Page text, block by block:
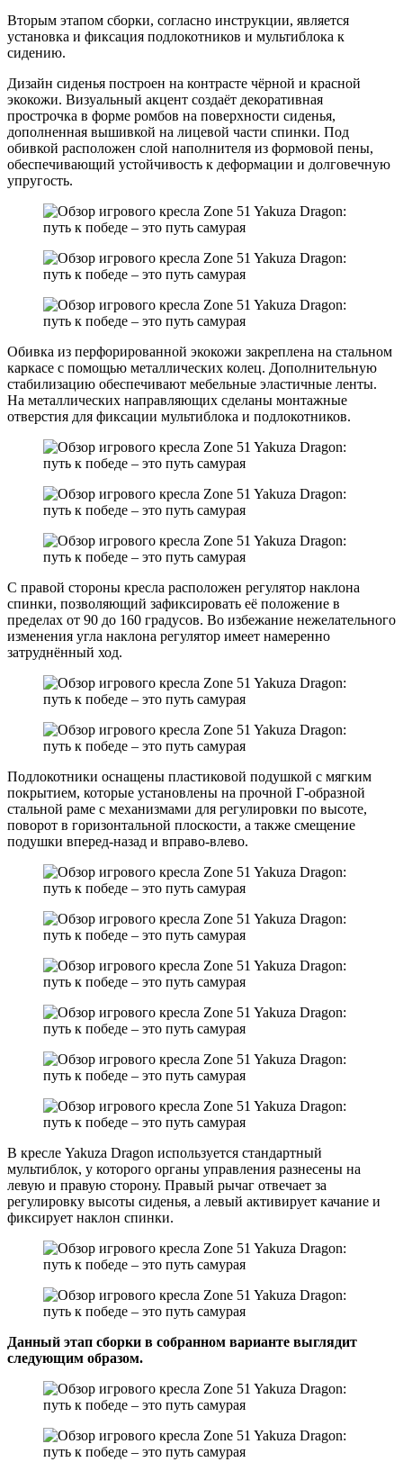
Вторым этапом сборки, согласно инструкции, является
установка и фиксация подлокотников и мультиблока к
сидению.
Дизайн сиденья построен на контрасте чёрной и красной
экокожи. Визуальный акцент создаёт декоративная
прострочка в форме ромбов на поверхности сиденья,
дополненная вышивкой на лицевой части спинки. Под
обивкой расположен слой наполнителя из формовой пены,
обеспечивающий устойчивость к деформации и долговечную
упругость.
Обивка из перфорированной экокожи закреплена на стальном
каркасе с помощью металлических колец. Дополнительную
стабилизацию обеспечивают мебельные эластичные ленты.
На металлических направляющих сделаны монтажные
отверстия для фиксации мультиблока и подлокотников.
С правой стороны кресла расположен регулятор наклона
спинки, позволяющий зафиксировать её положение в
пределах от 90 до 160 градусов. Во избежание нежелательного
изменения угла наклона регулятор имеет намеренно
затруднённый ход.
Подлокотники оснащены пластиковой подушкой с мягким
покрытием, которые установлены на прочной Г-образной
стальной раме с механизмами для регулировки по высоте,
поворот в горизонтальной плоскости, а также смещение
подушки вперед-назад и вправо-влево.
В кресле Yakuza Dragon используется стандартный
мультиблок, у которого органы управления разнесены на
левую и правую сторону. Правый рычаг отвечает за
регулировку высоты сиденья, а левый активирует качание и
фиксирует наклон спинки.
Данный этап сборки в собранном варианте выглядит
следующим образом.